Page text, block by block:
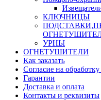
КЛЮЧНИЦЫ
УРНЫ
ОГНЕТУШИТЕЛИ
Как заказать
Согласие на
Гарантии
Доставка и оплата
Контакты и реквизиты